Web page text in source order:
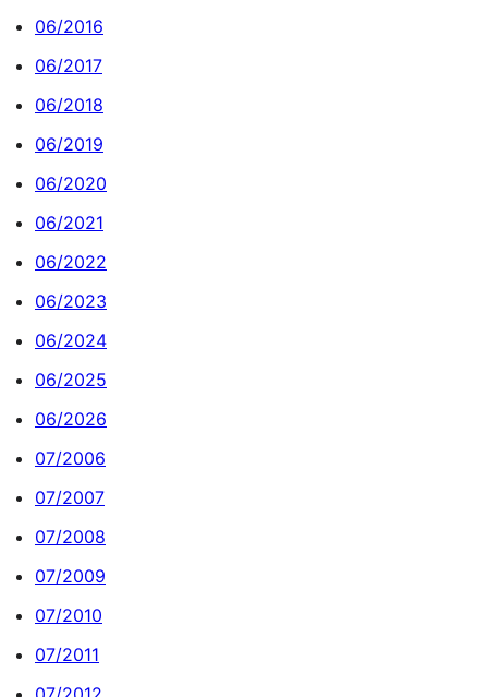
06/2016
06/2017
06/2018
06/2019
06/2020
06/2021
06/2022
06/2023
06/2024
06/2025
06/2026
07/2006
07/2007
07/2008
07/2009
07/2010
07/2011